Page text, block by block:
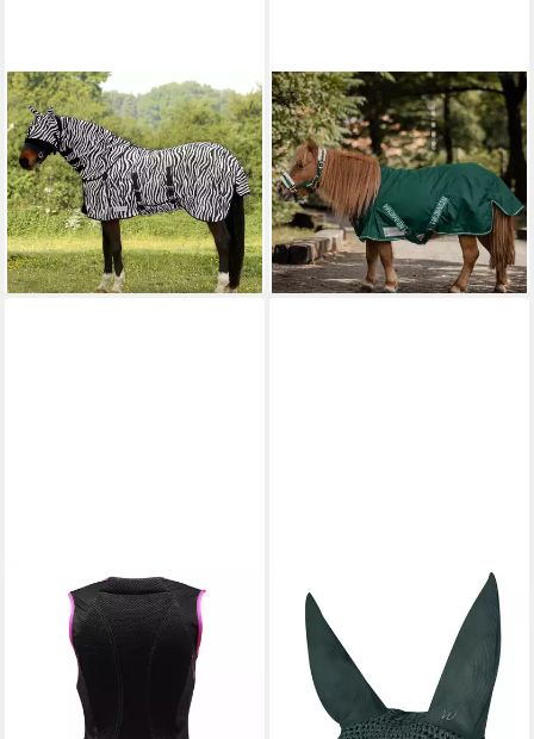
WALDHAUSEN
Pferde-Fliegendecke
Waldhausen Fliegendecke
ab 44,96 €
lieferbar - in 2-3 Werktagen bei dir
WALDHAUSEN
Pferde-Thermodecke
Waldhausen Shetty
Regendecke 100g
44,96 €
lieferbar - in 6-7 Werktagen bei dir
Fliegenohren Fliegenohren
Basic
14,95 €
lieferbar - in 2-3 Werktagen bei dir